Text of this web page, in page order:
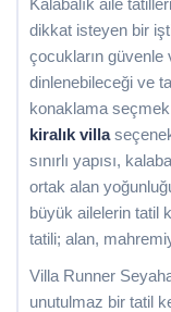
dikkat isteyen bir
çocukların
dinlenebileceği ve
konaklama
kiralık villa
sınırlı yapısı,
ortak alan
büyük ailelerin tatil
tatili; alan,
Villa Runner
unutulmaz bir tatil